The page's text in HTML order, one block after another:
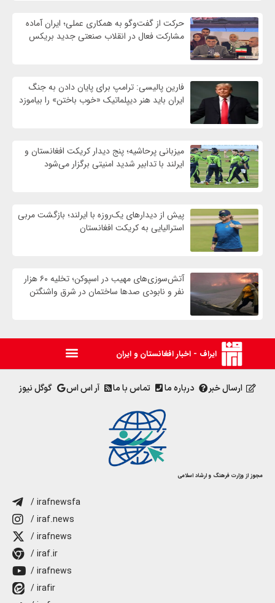
حرکت از گفت‌وگو به همکاری عملی؛ ایران آماده
مشارکت فعال در انقلاب صنعتی جدید بریکس
فارین پالیسی: ترامپ برای پایان دادن به جنگ
ایران باید هنر دیپلماتیک «خوب باختن» را بیاموزد
میزبانی پرحاشیه؛ پنج دیدار کریکت افغانستان و
ایرلند با تدابیر شدید امنیتی برگزار می‌شود
پیش از دیدارهای یک‌روزه با ایرلند؛ بازگشت مربی
استرالیایی به کریکت افغانستان
آتش‌سوزی‌های مهیب در اسپوکن؛ تخلیه ۶۰ هزار
نفر و نابودی صدها ساختمان در شرق واشنگتن
ایراف - اخبار افغانستان و ایران
ارسال خبر درباره ما تماس با ما آر اس اس گوگل نیوز
مجوز از وزارت فرهنگ و ارشاد اسلامی
/ irafnewsfa
/ iraf.news
/ irafnews
/ iraf.ir
/ irafnews
/ irafir